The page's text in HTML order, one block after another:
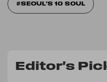
SEOUL'S 10 SOUL
Editor's